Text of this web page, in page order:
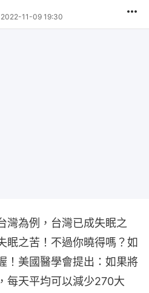
2022-11-09 19:30
灣為例，台灣已成失眠之
眠之苦！不過你曉得嗎？如
！美國醫學會提出：如果將
每天平均可以減少270大